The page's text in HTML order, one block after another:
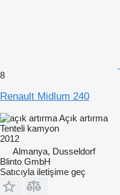
8
Renault Midlum 240
Açık artırma
Tenteli kamyon
2012
Almanya, Dusseldorf
Blinto GmbH
Satıcıyla iletişime geç